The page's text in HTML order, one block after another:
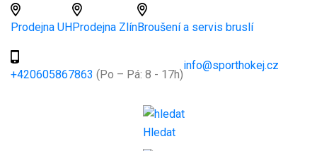
Prodejna UHProdejna ZlínBroušení a servis bruslí
+420605867863 (Po – Pá: 8 - 17h)
info@sporthokej.cz
Hledat